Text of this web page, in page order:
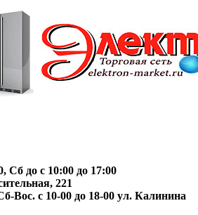
Сб до с 10:00 до 17:00
221
Вос. с 10-00 до 18-00 ул. Калинина